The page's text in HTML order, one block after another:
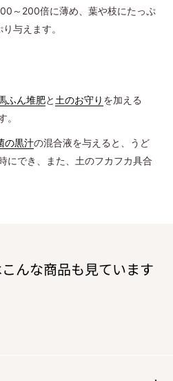
～200倍に薄め、葉や枝にたっぷ
与えます。
ふん堆肥と 土のお守り を加える
。
の黒汁の混合液を与えると、うど
にでき、また、土のフカフカ具合
んな商品も見ています